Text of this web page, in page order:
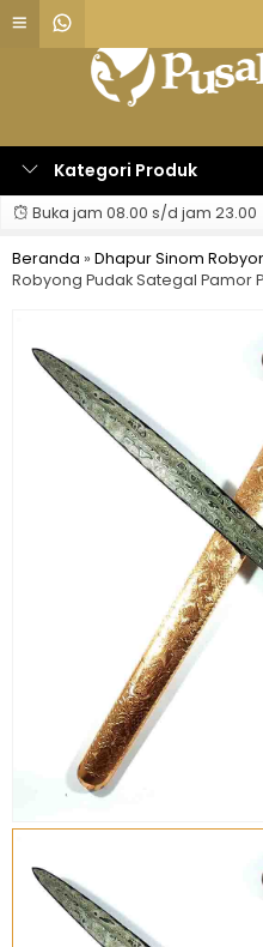
Kategori Produk
Buka jam 08.00 s/d jam 23.00
Beranda » Dhapur Sinom
Robyong Pudak Sategal Pamor